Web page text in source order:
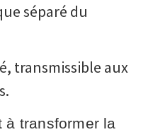
séparé du
transmissible aux
à transformer la